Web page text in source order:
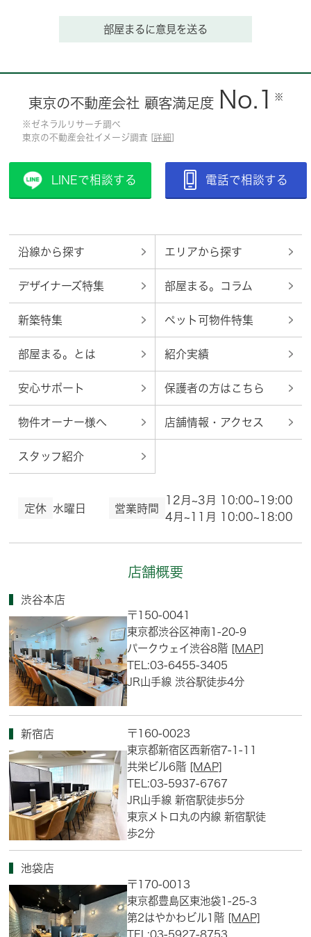
部屋まるに意見を送る
東京の不動産会社 顧客満足度 No.1 ※
※ゼネラルリサーチ調べ
東京の不動産会社イメージ調査 [ 詳細
LINEで相談する 電話で相談する
沿線から探す エリアから探す
デザイナーズ特集 部屋まる。コラム
新築特集 ペット可物件特集
部屋まる。とは 紹介実績
安心サポート 保護者の方はこちら
物件オーナー様へ 店舗情報・アクセス
スタッフ紹介
定休 水曜日 営業時間
12月~3月 10:00~19:00
4月~11月 10:00~18:00
店舗概要
渋谷本店
〒150-0041
東京都渋谷区神南1-20-9
パークウェイ渋谷8階 [MAP]
TEL:03-6455-3405
JR山手線 渋谷駅徒歩4分
新宿店
〒160-0023
東京都新宿区西新宿7-1-11
共栄ビル6階 [MAP]
TEL:03-5937-6767
JR山手線 新宿駅徒歩5分
東京メトロ丸の内線 新宿駅徒
歩2分
池袋店
〒170-0013
東京都豊島区東池袋1-25-3
第2はやかわビル1階 [MAP]
TEL:03-5927-8753